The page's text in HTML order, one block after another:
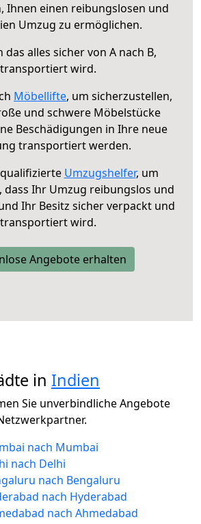
Ihnen einen reibungslosen und
Umzug zu ermöglichen.
das alles sicher von A nach B,
transportiert wird.
Möbellifte, um sicherzustellen,
und schwere Möbelstücke
Beschädigungen in Ihre neue
transportiert werden.
Umzugshelfer, um
dass Ihr Umzug reibungslos und
Ihr Besitz sicher verpackt und
transportiert wird.
Angebote erhalten
in Indien
Sie unverbindliche Angebote
nach Mumbai
nach Delhi
nach Bengaluru
nach Hyderabad
nach Ahmedabad